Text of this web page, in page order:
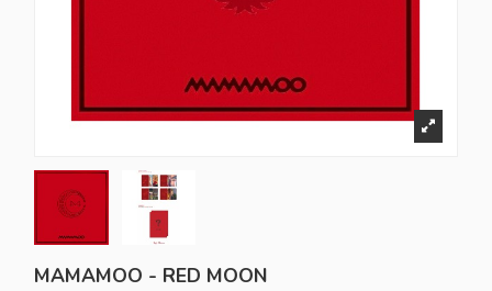
MAMAMOO - RED MOON